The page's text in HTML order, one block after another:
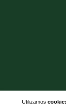
Utilizamos